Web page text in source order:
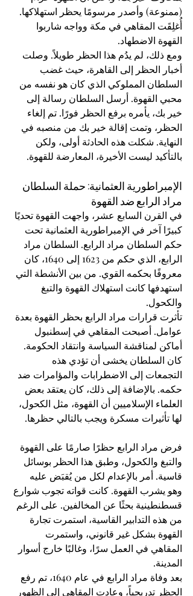
(ممنوعة) وأصدر مرسومًا يحظر استهلاكها.
أُغلِقَت المقاهي في مكة وواجه شاربوا
القهوة الاضطهاد.
ومع ذلك، لم يدُم هذا الحظر طويلاً. وصلت
أخبار الحظر إلى القاهرة، حيث غضب
السلطان المملوكي الذي كان هو نفسه من
محبي القهوة. أرسل السلطان رسالة إلى
خير بك، يأمره برفع الحظر فورًا. تم إلغاء
الحظر، وتمت إقالة خير بك من منصبه في
النهاية. شكلت هذه الحادثة أولى، ولكن
بالتأكيد ليست الأخيرة، المعارضة للقهوة.
الإمبراطورية العثمانية: حملة السلطان
مراد الرابع ضد القهوة
في القرن السابع عشر، واجهت القهوة تحديًا
كبيرًا آخر في الإمبراطورية العثمانية تحت
حكم السلطان مراد الرابع. السلطان مراد
الرابع، الذي حكم من 1623 إلى 1640، كان
معروفًا بحكمه القوي. من بين الأنشطة التي
استهدفها كانت استهلاك القهوة والتبغ
والكحول.
تأثرت قرارات مراد الرابع بحظر القهوة بعدة
عوامل. أصبحت المقاهي في إسطنبول
أماكن لمناقشة السياسة وانتقاد الحكومة.
كان السلطان يخشى أن تؤدي هذه
التجمعات إلى الاضطرابات والمؤامرات ضد
حكمه. بالإضافة إلى ذلك، كان يعتقد بعض
العلماء الإسلاميين أن القهوة، مثل الكحول،
لها تأثيرات مسكرة ويجب بالتالي حظرها.
فرض مراد الرابع حظرًا صارمًا على القهوة
والتبغ والكحول، وطبق هذا الحظر بوسائل
قاسية. أمر بالإعدام لكل من يُقبَض عليه
وهو يشرب القهوة. كانت قواته تجوب شوارع
قسطنطينية بحثًا عن المخالفين. على الرغم
من هذه التدابير القاسية، استمرت تجارة
القهوة بشكل غير قانوني، واستمرت
المقاهي في العمل سرًا، وغالبًا خارج أسوار
المدينة.
بعد وفاة مراد الرابع في عام 1640، تم رفع
الحظر تدريجياً، وعادت المقاهي إلى الظهور